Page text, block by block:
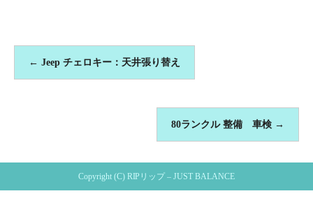
← Jeep チェロキー：天井張り替え
80ランクル 整備 車検 →
Copyright (C) RIPリップ – JUST BALANCE